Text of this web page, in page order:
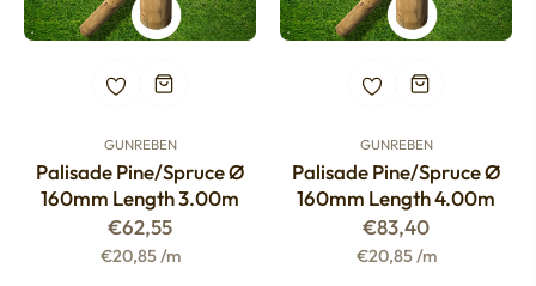
GUNREBEN
Palisade Pine/spruce Ø
160mm Length 3.00m
Regular
price
€62,55
€20,85 /m
GUNREBEN
Palisade Pine/spruce Ø
160mm Length 4.00m
Regular
price
€83,40
€20,85 /m